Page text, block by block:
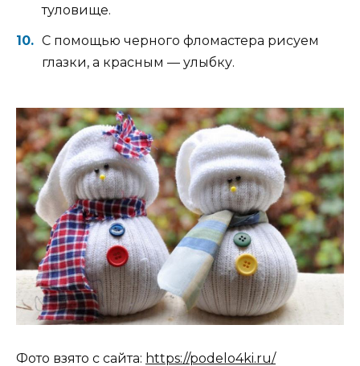
туловище.
С помощью черного фломастера рисуем
глазки, а красным — улыбку.
Фото взято с сайта: https://podelo4ki.ru/